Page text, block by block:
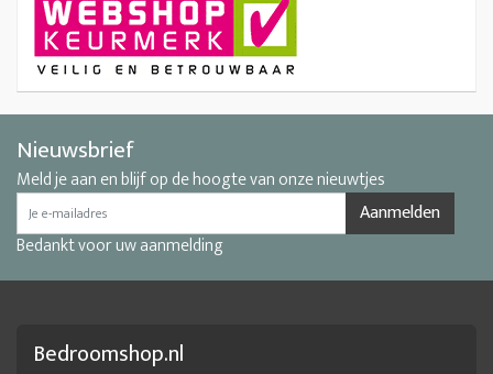
Nieuwsbrief
Meld je aan en blijf op de hoogte van onze nieuwtjes
Aanmelden
Bedankt voor uw aanmelding
Bedroomshop.nl